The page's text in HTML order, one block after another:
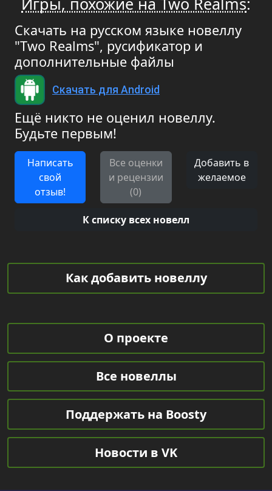
Скачать на русском языке новеллу
"Two Realms", русификатор и
дополнительные файлы
Скачать для Android
Ещё никто не оценил новеллу.
Будьте первым!
Написать
свой
отзыв!
Все оценки
и рецензии
(0)
Добавить в
желаемое
К списку всех новелл
Как добавить новеллу
О проекте
Все новеллы
Поддержать на Boosty
Новости в VK